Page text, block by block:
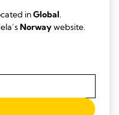
inGlobal.
Norwaywebsite.